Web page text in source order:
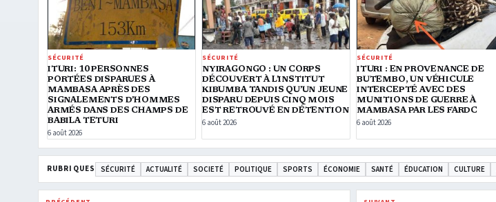
SÉCURITÉ
ITURI: 10 PERSONNES
PORTÉES DISPARUES À
MAMBASA APRÈS DES
SIGNALEMENTS D’HOMMES
ARMÉS DANS DES CHAMPS DE
BABILA TETURI
6 août 2026
SÉCURITÉ
NYIRAGONGO : UN CORPS
DÉCOUVERT À L’INSTITUT
KIBUMBA TANDIS QU’UN JEUNE
DISPARU DEPUIS CINQ MOIS
EST RETROUVÉ EN DÉTENTION
6 août 2026
SÉCURITÉ
ITURI : EN PROVENANCE DE
BUTEMBO, UN VÉHICULE
INTERCEPTÉ AVEC DES
MUNITIONS DE GUERRE À
MAMBASA PAR LES FARDC
6 août 2026
RUBRIQUES SÉCURITÉ ACTUALITÉ SOCIETÉ POLITIQUE SPORTS ÉCONOMIE SANTÉ ÉDUCATION CULTURE